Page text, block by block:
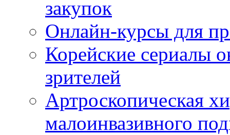
закупок
Онлайн-курсы для
Корейские сериалы
зрителей
Артроскопическая
малоинвазивного